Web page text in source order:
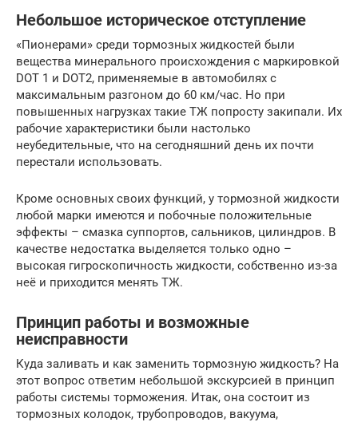
Небольшое историческое отступление
«Пионерами» среди тормозных жидкостей были
вещества минерального происхождения с маркировкой
DOT 1 и DOT2, применяемые в автомобилях с
максимальным разгоном до 60 км/час. Но при
повышенных нагрузках такие ТЖ попросту закипали. Их
рабочие характеристики были настолько
неубедительные, что на сегодняшний день их почти
перестали использовать.
Кроме основных своих функций, у тормозной жидкости
любой марки имеются и побочные положительные
эффекты – смазка суппортов, сальников, цилиндров. В
качестве недостатка выделяется только одно –
высокая гигроскопичность жидкости, собственно из-за
неё и приходится менять ТЖ.
Принцип работы и возможные
неисправности
Куда заливать и как заменить тормозную жидкость? На
этот вопрос ответим небольшой экскурсией в принцип
работы системы торможения. Итак, она состоит из
тормозных колодок, трубопроводов, вакуума,